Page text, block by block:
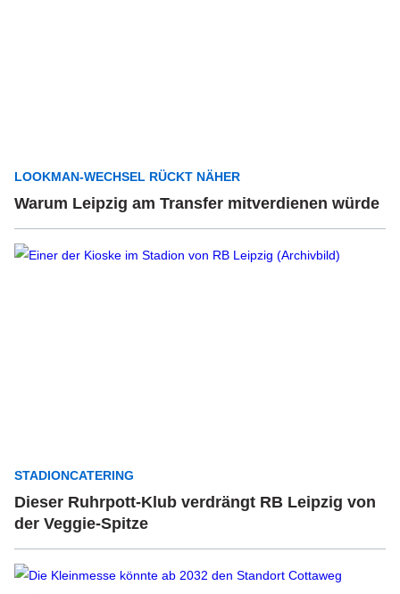
LOOKMAN-WECHSEL RÜCKT NÄHER
Warum Leipzig am Transfer mitverdienen würde
STADIONCATERING
Dieser Ruhrpott-Klub verdrängt RB Leipzig von
der Veggie-Spitze